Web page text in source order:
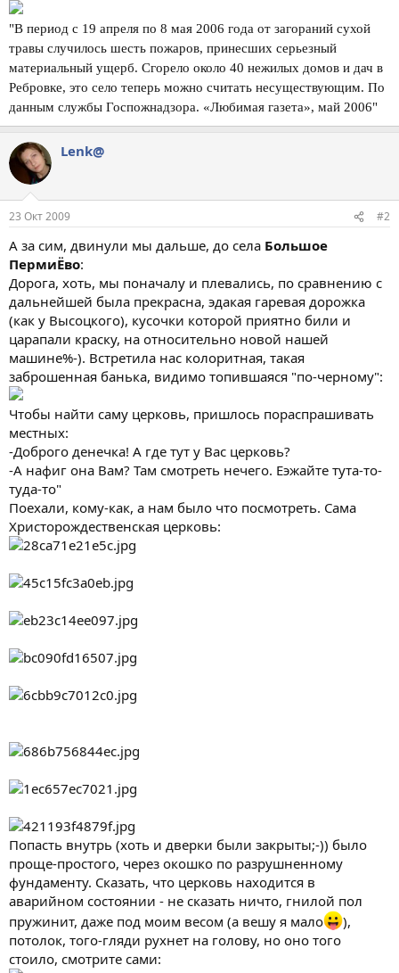
"В период с 19 апреля по 8 мая 2006 года от загораний сухой
травы случилось шесть пожаров, принесших серьезный
материальный ущерб. Сгорело около 40 нежилых домов и дач в
Ребровке, это село теперь можно считать несуществующим. По
данным службы Госпожнадзора. «Любимая газета», май 2006"
Lenk@
23 Окт 2009 #2
А за сим, двинули мы дальше, до села Большое
ПермиЁво:
Дорога, хоть, мы поначалу и плевались, по сравнению с
дальнейшей была прекрасна, эдакая гаревая дорожка
(как у Высоцкого), кусочки которой приятно били и
царапали краску, на относительно новой нашей
машине%-). Встретила нас колоритная, такая
заброшенная банька, видимо топившаяся "по-черному":
Чтобы найти саму церковь, пришлось пораспрашивать
местных:
-Доброго денечка! А где тут у Вас церковь?
-А нафиг она Вам? Там смотреть нечего. Еэжайте тута-то-
туда-то"
Поехали, кому-как, а нам было что посмотреть. Сама
Христорождественская церковь:
Попасть внутрь (хоть и дверки были закрыты;-)) было
проще-простого, через окошко по разрушненному
фундаменту. Сказать, что церковь находится в
аварийном состоянии - не сказать ничто, гнилой пол
пружинит, даже под моим весом (а вешу я мало
),
потолок, того-гляди рухнет на голову, но оно того
стоило, смотрите сами: